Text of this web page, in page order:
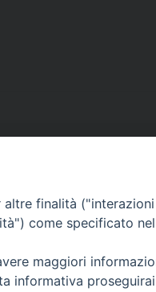
via Valmarana, 20 – 35133
instagram:
finalità
come specificato
maggiori
informativa